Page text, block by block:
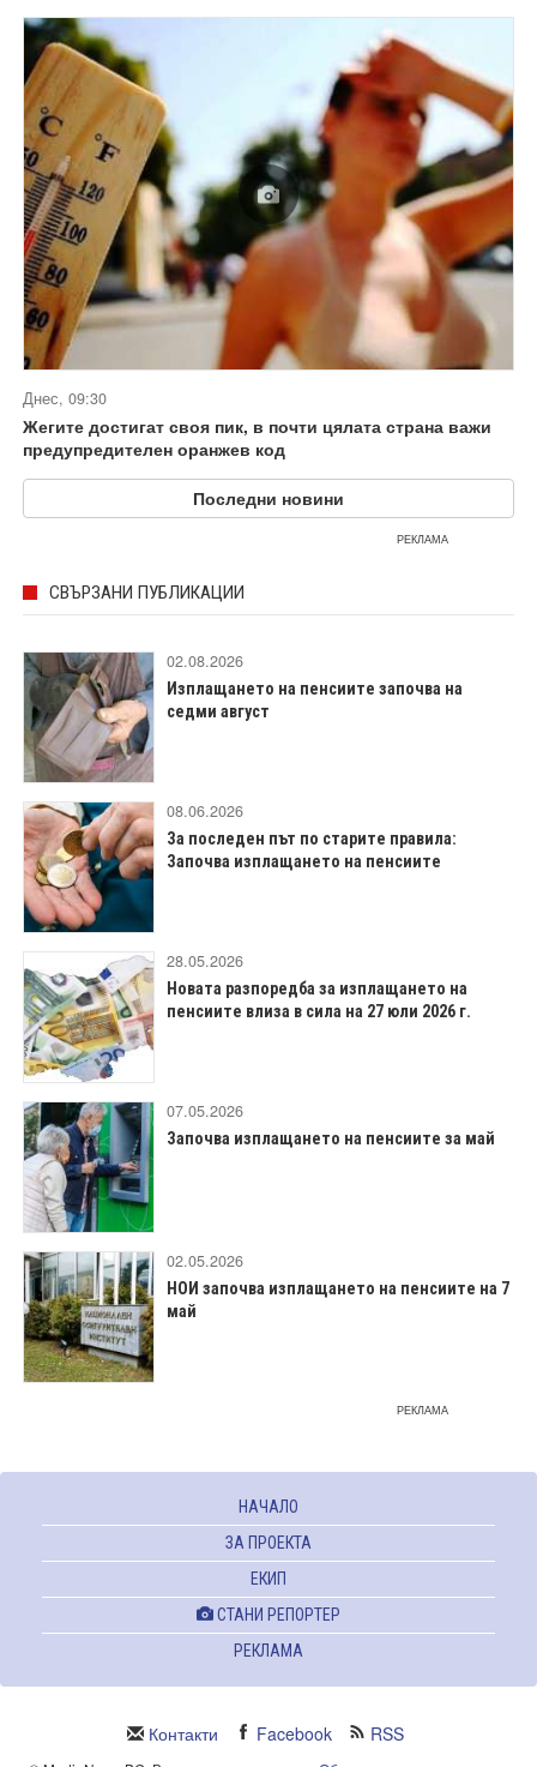
Днес, 09:30
Жегите достигат своя пик, в почти цялата страна важи
предупредителен оранжев код
Последни новини
РЕКЛАМА
СВЪРЗАНИ ПУБЛИКАЦИИ
02.08.2026
Изплащането на пенсиите започва на
седми август
08.06.2026
За последен път по старите правила:
Започва изплащането на пенсиите
28.05.2026
Новата разпоредба за изплащането на
пенсиите влиза в сила на 27 юли 2026 г.
07.05.2026
Започва изплащането на пенсиите за май
02.05.2026
НОИ започва изплащането на пенсиите на 7
май
РЕКЛАМА
НАЧАЛО
ЗА ПРОЕКТА
ЕКИП
СТАНИ РЕПОРТЕР
РЕКЛАМА
Контакти Facebook RSS